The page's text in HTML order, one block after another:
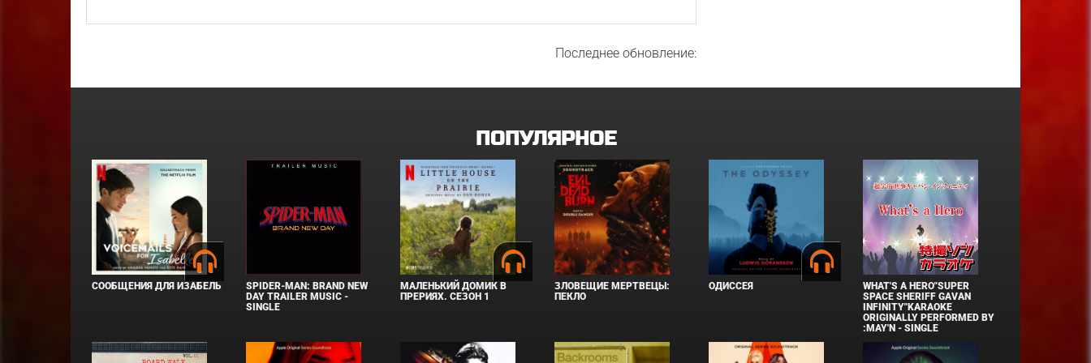
Последнее обновление:
ПОПУЛЯРНОЕ
СООБЩЕНИЯ ДЛЯ ИЗАБЕЛЬ
SPIDER-MAN: BRAND NEW
DAY TRAILER MUSIC -
SINGLE
МАЛЕНЬКИЙ ДОМИК В
ПРЕРИЯХ. СЕЗОН 1
ЗЛОВЕЩИЕ МЕРТВЕЦЫ:
ПЕКЛО
ОДИССЕЯ
WHAT'S A HERO"SUPER
SPACE SHERIFF GAVAN
INFINITY"KARAOKE
ORIGINALLY PERFORMED BY
:MAY'N - SINGLE